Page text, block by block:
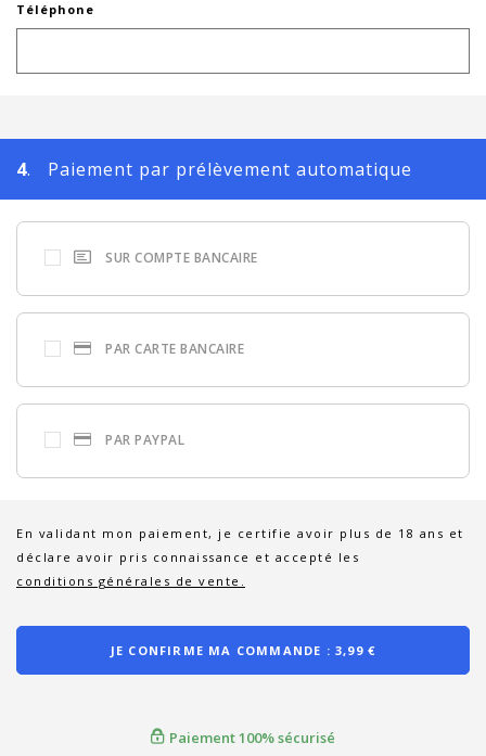
Téléphone
4. Paiement par prélèvement automatique
SUR COMPTE BANCAIRE
PAR CARTE BANCAIRE
PAR PAYPAL
En validant mon paiement, je certifie avoir plus de 18 ans et
déclare avoir pris connaissance et accepté les
conditions générales de vente.
JE CONFIRME MA COMMANDE : 3,99 €
Paiement 100% sécurisé